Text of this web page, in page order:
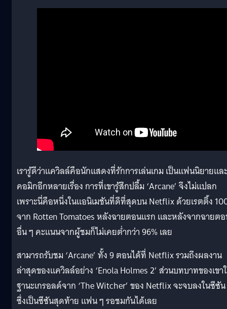
เรารู้ดีว่าแควิลล์คือนักแสดงที่รักการเล่นเกม เป็นแฟนนิยายแล
คอมิกอีกหลายเรื่อง การที่เขารู้สึกปลื้ม ‘Arcane’ จึงไม่แปลก
เพราะนี่คือหนึ่งในแอนิเมชันที่ดีที่สุดบน Netflix ด้วยเรตติ้ง
จาก Rotten Tomatoes หลังฉายตอนแรก และหลังจากฉายต
อื่น ๆ คะแนนจากผู้ชมก็ไม่เคยต่ำกว่า 96% เลย
สามารถรับชม ‘Arcane’ ทั้ง 9 ตอนได้ที่ Netflix รวมถึงผลงาน
ล่าสุดของแควิลล์อย่าง ‘Enola Holmes 2’ ส่วนบทบาทของเขา
ฐานะเกรอลด์จาก ‘The Witcher’ ของ Netflix จะจบลงในซีซั
ซึ่งเป็นซีซันสุดท้าย แฟน ๆ รอชมกันได้เลย